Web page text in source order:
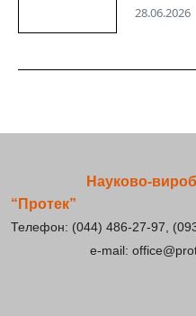
28.06.2026
Науково-
“Протек”
Телефон: (044) 486-27-97,
e-mail: